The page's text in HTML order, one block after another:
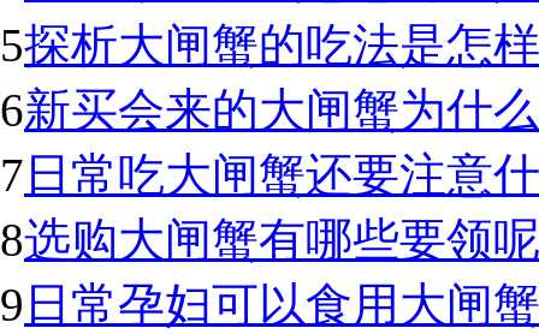
5探析大闸蟹的吃法是怎
6新买会来的大闸蟹为什
7 日常吃大闸蟹还要注意
8选购大闸蟹有哪些要领
9 日常孕妇可以食用大闸